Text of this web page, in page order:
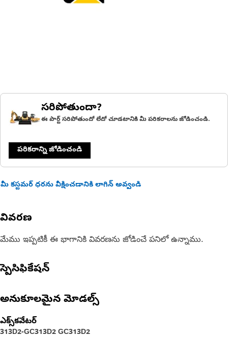
సరిపోతుందా?
ఈ పార్ట్ సరిపోతుందో లేదో చూడటానికి మీ పరికరాలను జోడించండి.
పరికరాన్ని జోడించండి
మీ కస్టమర్ ధరను వీక్షించడానికి లాగిన్ అవ్వండి
వివరణ
మేము ఇప్పటికీ ఈ భాగానికి వివరణను జోడించే పనిలో ఉన్నాము.
స్పెసిఫికేషన్
అనుకూలమైన మోడల్స్
ఎక్స్‌కవేటర్
313D2-GC313D2 GC313D2